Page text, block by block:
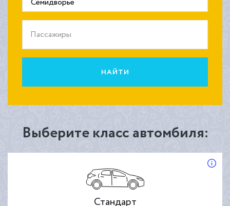
Пассажиры
НАЙТИ
Выберите класс автомбиля:
Стандарт